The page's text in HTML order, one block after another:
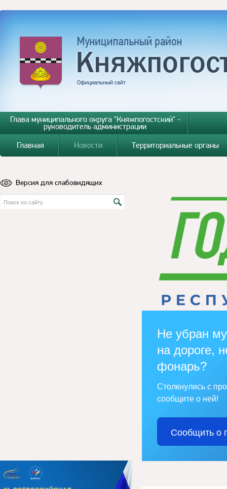
Глава муниципального округа "Княжпогостский" -
руководитель администрации
Главная
Новости Территориальные органы
Версия для слабовидящих
Не убран
на дороге,
фонарь?
Столкнулись с
сообщите о ней!
Сообщить о